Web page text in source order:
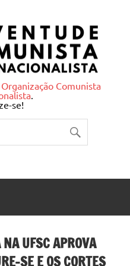
Comunista
Organização Comunista
.
se!
UFSC APROVA
SE E OS CORTES